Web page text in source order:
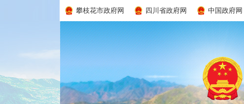
攀枝花市政府网 四川省政府网 中国政府网